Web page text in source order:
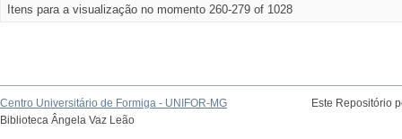
Itens para a visualização no momento 260-279 of 1028
Centro Universitário de Formiga - UNIFOR-MG
Biblioteca Ângela Vaz Leão
Este Repositório